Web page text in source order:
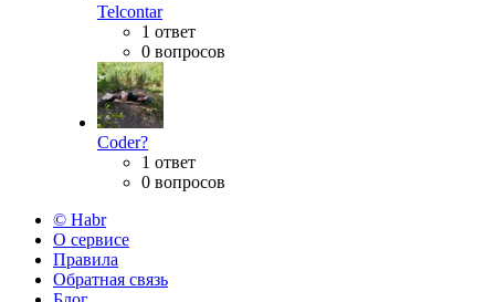
Telcontar
1 ответ
0 вопросов
Coder?
1 ответ
0 вопросов
© Habr
О сервисе
Правила
Обратная связь